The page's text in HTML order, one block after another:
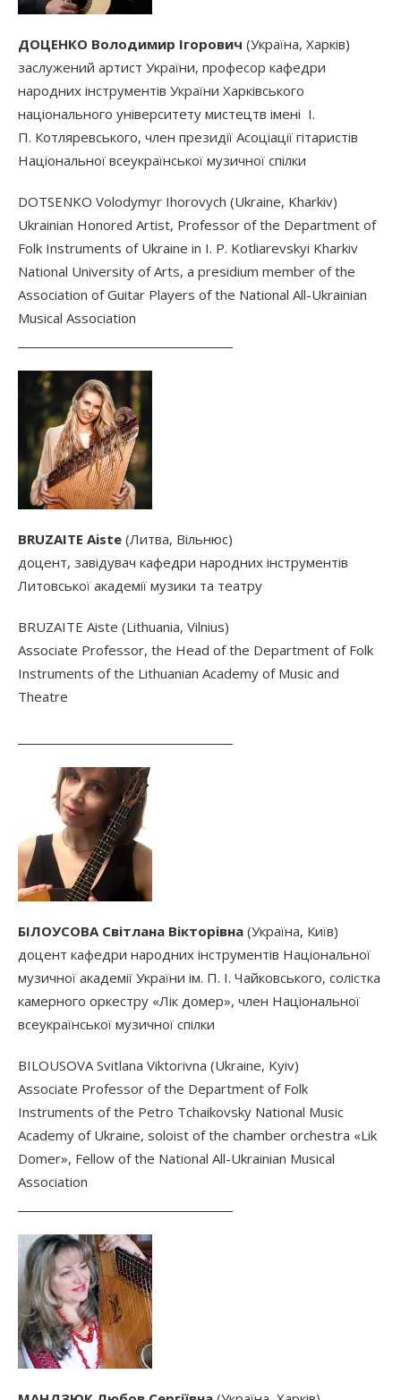
ДОЦЕНКО Володимир Ігорович (Україна, Харків)
заслужений артист України, професор кафедри
народних інструментів України Харківського
національного університету мистецтв імені І.
П. Котляревського, член президії Асоціації гітаристів
Національної всеукраїнської музичної спілки
DOTSENKO Volodymyr Ihorovych (Ukraine, Kharkiv)
Ukrainian Honored Artist, Professor of the Department of
Folk Instruments of Ukraine in I. P. Kotliarevskyi Kharkiv
National University of Arts, a presidium member of the
Association of Guitar Players of the National All-Ukrainian
Musical Association
BRUZAITE Aiste (Литва, Вільнюс)
доцент, завідувач кафедри народних інструментів
Литовської академії музики та театру
BRUZAITE Aiste (Lithuania, Vilnius)
Associate Professor, the Head of the Department of Folk
Instruments of the Lithuanian Academy of Music and
Theatre
БІЛОУСОВА Світлана Вікторівна (Україна, Київ)
доцент кафедри народних iнструментiв Нацiональної
музичної академiї України iм. П. I. Чайковського, солiстка
камерного оркестру «Лiк домер», член Нацiональної
всеукраїнської музичної спiлки
BILOUSOVA Svitlana Viktorivna (Ukraine, Kyiv)
Associate Professor of the Department of Folk
Instruments of the Petro Tchaikovsky National Music
Academy of Ukraine, soloist of the chamber orchestra «Lik
Domer», Fellow of the National All-Ukrainian Musical
Association